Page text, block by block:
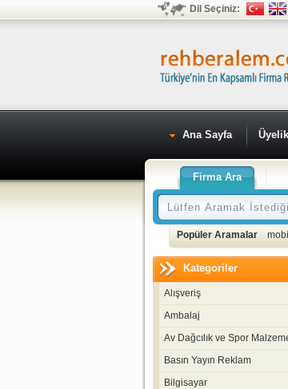
Dil Seçiniz:
Ana Sayfa Üyelik
Firma Ara
Popüler Aramalar
Kategoriler
Alışveriş
Ambalaj
Av Dağcılık ve Spor
Basın Yayın Reklam
Bilgisayar